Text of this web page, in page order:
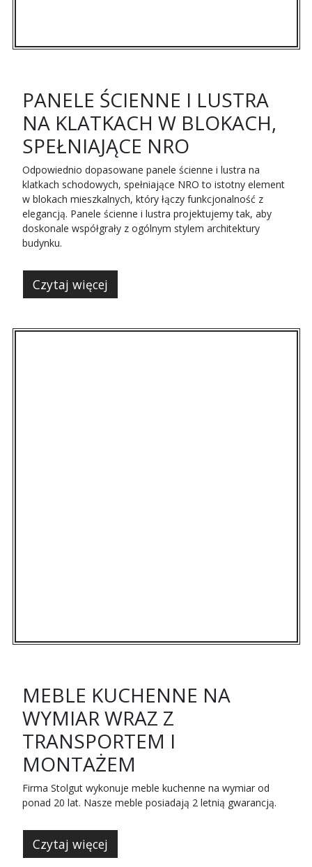
PANELE ŚCIENNE I LUSTRA
NA KLATKACH W BLOKACH,
SPEŁNIAJĄCE NRO
Odpowiednio dopasowane panele ścienne i lustra na
klatkach schodowych, spełniające NRO to istotny element
w blokach mieszkalnych, który łączy funkcjonalność z
elegancją. Panele ścienne i lustra projektujemy tak, aby
doskonale współgrały z ogólnym stylem architektury
budynku.
Czytaj więcej
MEBLE KUCHENNE NA
WYMIAR WRAZ Z
TRANSPORTEM I
MONTAŻEM
Firma Stolgut wykonuje meble kuchenne na wymiar od
ponad 20 lat. Nasze meble posiadają 2 letnią gwarancją.
Czytaj więcej